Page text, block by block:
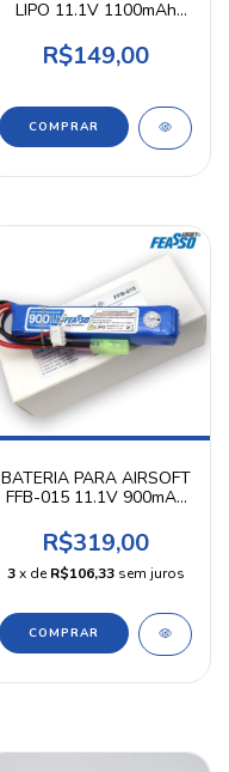
LIPO 11.1V 1100mAh
R$149,00
BATERIA PARA AIRSOFT
FFB-015 11.1V 900mAh
R$319,00
3 x deR$106,33 sem juros